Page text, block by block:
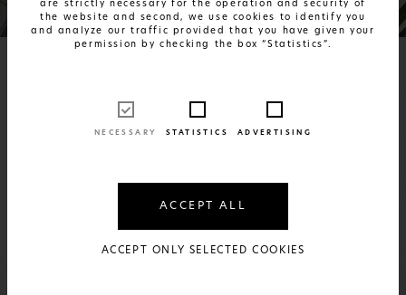
are strictly necessary for the operation and security of
the website and second, we use cookies to identify you
and analyze our traffic provided that you have given your
permission by checking the box “Statistics”.
NECESSARY STATISTICS ADVERTISING
ACCEPT ALL
ACCEPT ONLY SELECTED COOKIES
Εικονικές Περιοχές και Κτίσματα της Αθήνας Δείτε Περισσότερα